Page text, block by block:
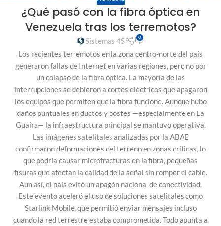
¿Qué pasó con la fibra óptica en
Venezuela tras los terremotos?
Sistemas 4S 0
Los recientes terremotos en la zona centro‑norte del país
generaron fallas de Internet en varias regiones, pero no por
un colapso de la fibra óptica. La mayoría de las
interrupciones se debieron a cortes eléctricos que apagaron
los equipos que permiten que la fibra funcione. Aunque hubo
daños puntuales en ductos y postes —especialmente en La
Guaira— la infraestructura principal se mantuvo operativa.
Las imágenes satelitales analizadas por la ABAE
confirmaron deformaciones del terreno en zonas críticas, lo
que podría causar microfracturas en la fibra, pequeñas
fisuras que afectan la calidad de la señal sin romper el cable.
Aun así, el país evitó un apagón nacional de conectividad.
Este evento aceleró el uso de soluciones satelitales como
Starlink Mobile, que permitió enviar mensajes incluso
cuando la red terrestre estaba comprometida. Todo apunta a